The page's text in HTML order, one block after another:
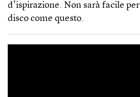
d’ispirazione. Non sarà facile
disco come questo.